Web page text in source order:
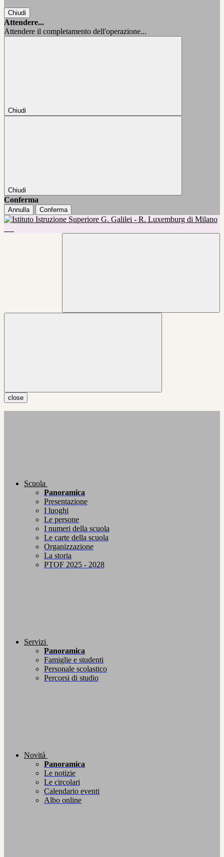
Chiudi
Attendere...
Attendere il completamento dell'operazione...
Chiudi
Chiudi
Conferma
Annulla Conferma
close
Scuola
Panoramica
Presentazione
I luoghi
Le persone
I numeri della scuola
Le carte della scuola
Organizzazione
La storia
PTOF 2025 - 2028
Servizi
Panoramica
Famiglie e studenti
Personale scolastico
Percorsi di studio
Novità
Panoramica
Le notizie
Le circolari
Calendario eventi
Albo online